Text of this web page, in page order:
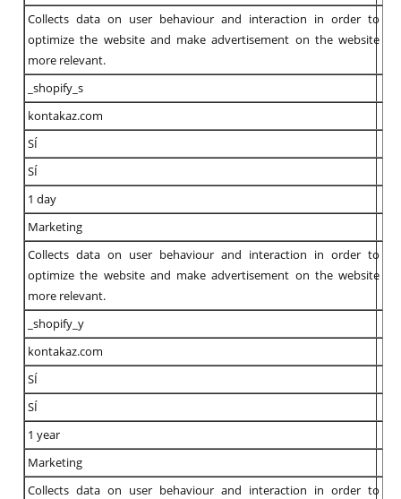
Collects data on user behaviour and interaction in order to
optimize the website and make advertisement on the website
more relevant.
_shopify_s
kontakaz.com
SÍ
SÍ
1 day
Marketing
Collects data on user behaviour and interaction in order to
optimize the website and make advertisement on the website
more relevant.
_shopify_y
kontakaz.com
SÍ
SÍ
1 year
Marketing
Collects data on user behaviour and interaction in order to